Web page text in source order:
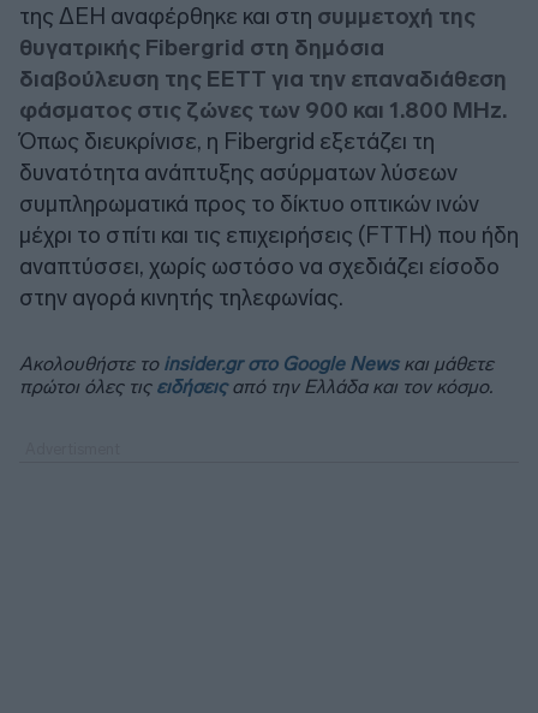
της ΔΕΗ αναφέρθηκε και στη συμμετοχή της
θυγατρικής Fibergrid στη δημόσια
διαβούλευση της ΕΕΤΤ για την επαναδιάθεση
φάσματος στις ζώνες των 900 και 1.800 MHz.
Όπως διευκρίνισε, η Fibergrid εξετάζει τη
δυνατότητα ανάπτυξης ασύρματων λύσεων
συμπληρωματικά προς το δίκτυο οπτικών ινών
μέχρι το σπίτι και τις επιχειρήσεις (FTTH) που ήδη
αναπτύσσει, χωρίς ωστόσο να σχεδιάζει είσοδο
στην αγορά κινητής τηλεφωνίας.
Ακολουθήστε το insider.gr στο Google Newsκαι μάθετε
πρώτοι όλες τις ειδήσειςαπό την Ελλάδα και τον κόσμο.